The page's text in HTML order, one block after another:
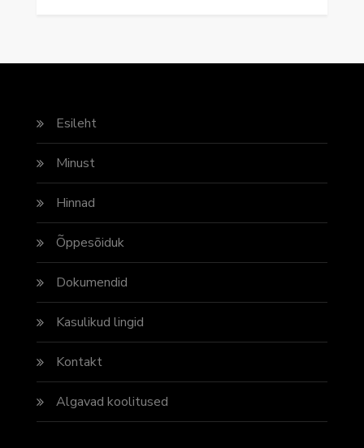
Esileht
Minust
Hinnad
Õppesõiduk
Dokumendid
Kasulikud lingid
Kontakt
Algavad koolitused